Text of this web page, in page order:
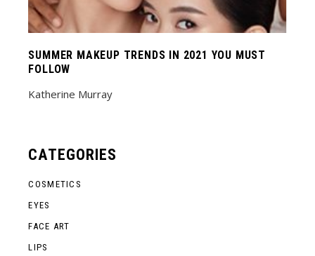
SUMMER MAKEUP TRENDS IN 2021 YOU MUST
FOLLOW
Katherine Murray
CATEGORIES
COSMETICS
EYES
FACE ART
LIPS